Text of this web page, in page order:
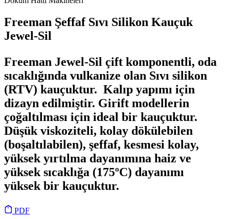
Freeman Şeffaf Sıvı Silikon Kauçuk
Jewel-Sil
Freeman Jewel-Sil çift komponentli, oda
sıcaklığında vulkanize olan Sıvı silikon
(RTV) kauçuktur. Kalıp yapımı için
dizayn edilmiştir. Girift modellerin
çoğaltılması için ideal bir kauçuktur.
Düşük viskoziteli, kolay dökülebilen
(boşaltılabilen), şeffaf, kesmesi kolay,
yüksek yırtılma dayanımına haiz ve
yüksek sıcaklığa (175ºC) dayanımı
yüksek bir kauçuktur.
PDF